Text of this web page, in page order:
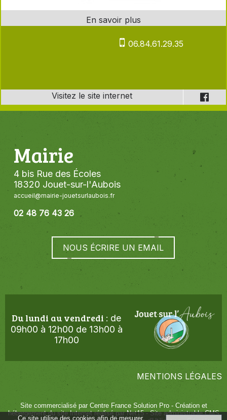
06.84.61.29.35
Mairie
4 bis Rue des Écoles
18320 Jouet-sur-l'Aubois
accueil@mairie-jouetsurlaubois.fr
02 48 76 43 26
NOUS ÉCRIRE UN EMAIL
Du lundi au vendredi : de
09h00 à 12h00 de 13h00 à
17h00
MENTIONS LÉGALES
Site commercialisé par Centre France Solution Pro- Création et
hébergement du site Internet réalisé par Net15-Site administrable CMS
Ce site utilise des cookies afin de mesurer